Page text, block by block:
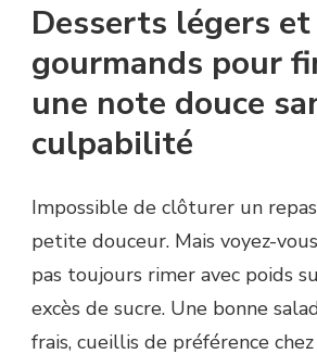
Desserts légers et
gourmands pour
une note douce
culpabilité
Impossible de clôturer un
petite douceur. Mais voyez-
pas toujours rimer avec poids
excès de sucre. Une bonne
frais, cueillis de préférence